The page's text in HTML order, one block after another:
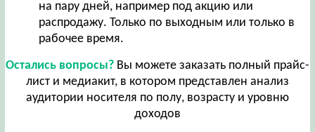
на пару дней, например под акцию или
распродажу. Только по выходным или только в
рабочее время.
Остались вопросы?Вы можете заказать полный прайс-
лист и медиакит, в котором представлен анализ
аудитории носителя по полу, возрасту и уровню
доходов